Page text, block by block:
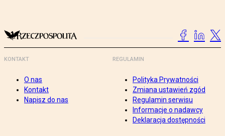
KONTAKT
O nas
Kontakt
Napisz do nas
REGULAMIN
Polityka Prywatności
Zmiana ustawień zgód
Regulamin serwisu
Informacje o nadawcy
Deklaracja dostępności